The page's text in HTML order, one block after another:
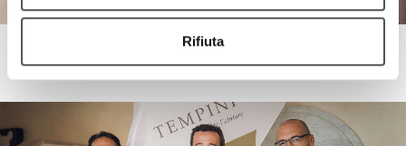
Rifiuta